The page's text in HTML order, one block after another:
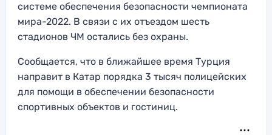
системе обеспечения безопасности чемпионата
мира-2022. В связи с их отъездом шесть
стадионов ЧМ остались без охраны.
Сообщается, что в ближайшее время Турция
направит в Катар порядка 3 тысяч полицейских
для помощи в обеспечении безопасности
спортивных объектов и гостиниц.